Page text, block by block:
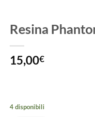
Resina
15,00€
4 disponibili